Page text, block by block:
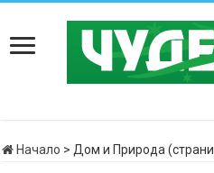
Начало > Дом и Природа